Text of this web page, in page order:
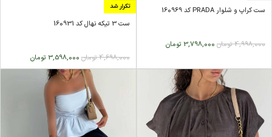
ست کراپ و شلوار PRADA کد 160969
4,998,000تومان 3,798,000 تومان
تکرار شد
ست 3 تیکه نهال کد 160931
4,698,000تومان 3,598,000 تومان